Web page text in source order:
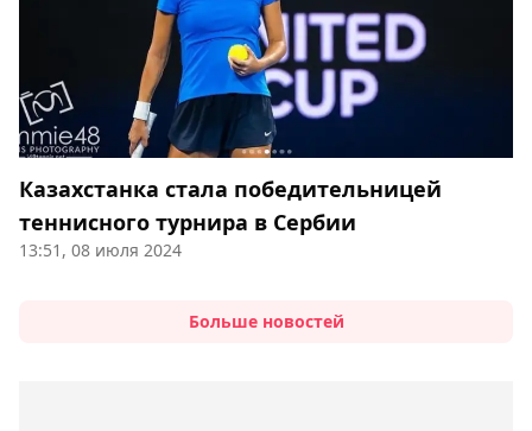
Казахстанка стала победительницей
теннисного турнира в Сербии
13:51, 08 июля 2024
Больше новостей